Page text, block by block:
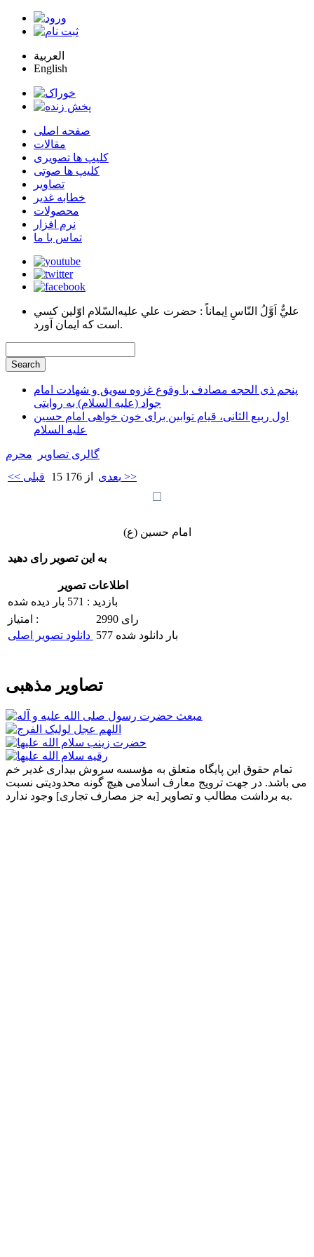
العربية
English
صفحه اصلی
مقالات
کلیپ ها تصویری
کلیپ ها صوتی
تصاویر
خطابه غدیر
محصولات
نرم افزار
تماس با ما
عليٌّ اَوَّلُ النّاسِ اِيماناً : حضرت علي عليه‌السّلام اوّلين كسي
است كه ايمان آورد.
پنجم ذی الحجه مصادف با وقوع غزوه سویق و شهادت امام
جواد (علیه السلام) به روایتی
اول ربیع الثانی، قیام توابین برای خون خواهی امام حسین
علیه السلام
گالری تصاویر
محرم
<< قبلی
15 از 176 بعدی >>
امام حسین (ع)
به این تصویر رای دهید
اطلاعات تصویر
بازدید : 571 بار دیده شده
امتیاز :
2990 رای
577 بار دانلود شده
تصاویر مذهبی
تمام حقوق این پایگاه متعلق به مؤسسه سروش بیداری غدیر خم
می باشد. در جهت ترویج معارف اسلامی هیچ گونه محدودیتی نسبت
به برداشت مطالب و تصاویر [به جز مصارف تجاری] وجود ندارد.